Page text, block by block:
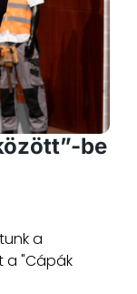
be
a
a "Cápák